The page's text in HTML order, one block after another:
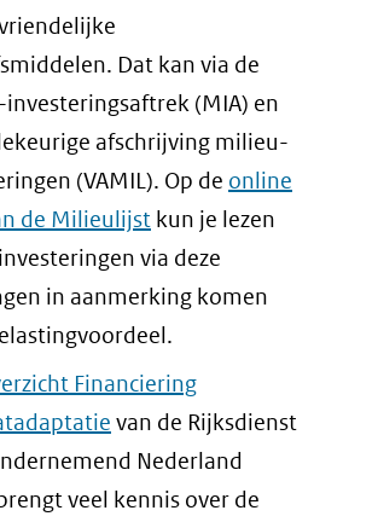
Dat kan via de
(MIA) en
afschrijving milieu-
(VAMIL). Op de online
de Milieulijst kun je lezen
via deze
in aanmerking komen
Financiering
van de Rijksdienst
Nederland
veel kennis over de